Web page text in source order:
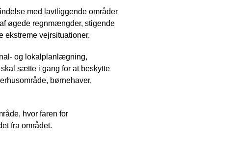
med lavtliggende områder
øgede regnmængder, stigende
ekstreme vejrsituationer.
og lokalplanlægning,
sætte i gang for at beskytte
børnehaver,
hvor faren for
fra området.